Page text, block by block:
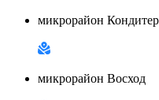
микрорайон
микрорайон Восход